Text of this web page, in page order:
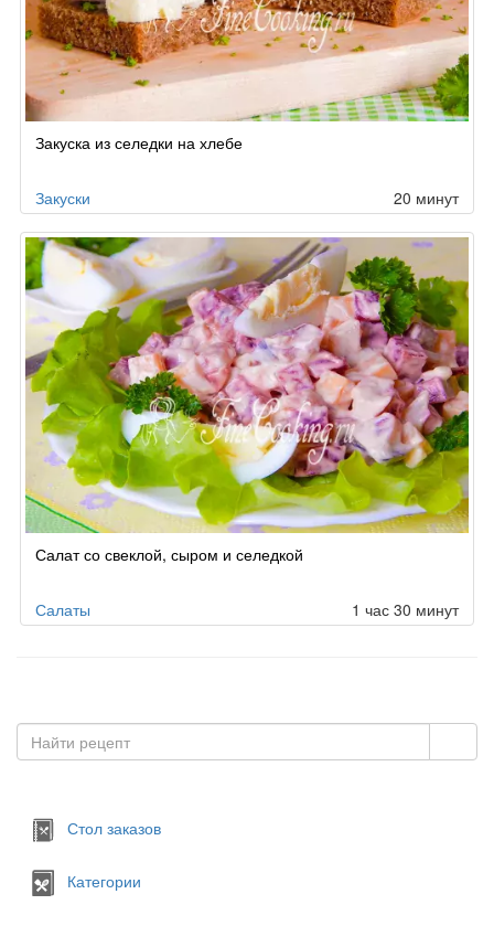
Закуска из селедки на хлебе
Закуски 20 минут
Салат со свеклой, сыром и селедкой
Салаты 1 час 30 минут
Стол заказов
Категории